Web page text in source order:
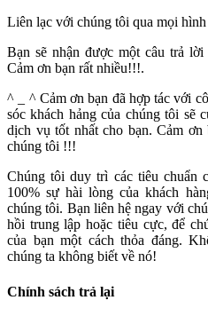
Liên lạc với chúng tôi qua mọi
Bạn sẽ nhận được một câu trả
Cảm ơn bạn rất nhiều!!!.
^ _ ^ Cảm ơn bạn đã hợp tác với
sóc khách hảng của chúng tôi sẽ
dịch vụ tốt nhất cho bạn. Cảm
chúng tôi !!!
Chúng tôi duy trì các tiêu chuẩn
100% sự hài lòng của khách
chúng tôi. Bạn liên hệ ngay với
hồi trung lập hoặc tiêu cực, để
của bạn một cách thỏa đáng.
chúng ta không biết về nó!
Chính sách trả lại